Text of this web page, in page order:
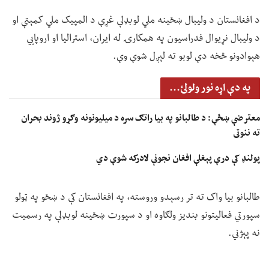
د افغانستان د ولیبال ښځینه ملي لوبډلې غړې د المپیک ملي کمېتې او
د ولیبال نړیوال فدراسیون په همکارۍ له ایران، استرالیا او اروپايي
هېوادونو څخه دې لوبو ته لېږل شوې وې.
په دې اړه نور ولولئ...
معترضې ښځې: د طالبانو په بیا راتګ سره د میلیونونه وګړو ژوند بحران
ته ننوتی
پولنډ کې درې پېغلې افغان نجونې لادرکه شوې دي
طالبانو بیا واک ته تر رسېدو وروسته، په افغانستان کې د ښځو په ټولو
سپورتي فعالیتونو بندیز ولګاوه او د سپورت ښځینه لوبډلې په رسمیت
نه پېژني.